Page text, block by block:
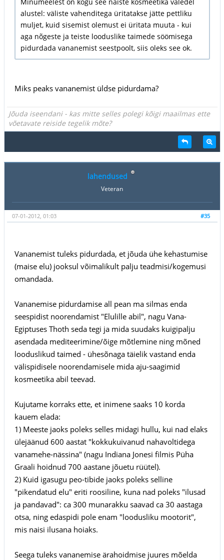
alustel: väliste vahenditega üritatakse jätte pettliku
muljet, kuid sisemist olemust ei üritata muuta - kui
aga nõgeste ja teiste looduslike taimede söömisega
pidurdada vananemist seestpoolt, siis oleks see ok.
Miks peaks vananemist üldse pidurdama?
Jõuda iseendani - kas mitte selles polegi kõigi maailmas ette
võetavate reiside tegelik mõte?
lahendused
Veteran
#35
07-01-2012, 01:03
Vananemist tuleks pidurdada, et jõuda ühe kehastumise
(maise elu) jooksul võimalikult palju teadmisi/kogemusi
omandada.
Vananemise pidurdamise all pean ma silmas enda
seespidist noorendamist "Elulille abil", nagu Vana-
Egiptuses Thoth seda tegi ja mida suudaks kuigipalju
asendada mediteerimine/õige mõtlemine ning mõned
looduslikud taimed - ühesõnaga täielik vastand enda
välispidisele noorendamisele mida aju-saagimid
kosmeetika abil teevad.
Kujutame korraks ette, et inimene saaks 10 korda
kauem elada:
1) Meeste jaoks poleks selles midagi hullu, kui nad elaks
ülejäänud 600 aastat "kokkukuivanud nahavoltidega
vanamehe-nässina" (nagu Indiana Jonesi filmis Püha
Graali hoidnud 700 aastane jõuetu rüütel).
2) Kuid igasugu peo-tibide jaoks poleks selline
"pikendatud elu" eriti roosiline, kuna nad poleks "ilusad
ja pandavad": ca 300 munarakku saavad ca 30 aastaga
otsa, ning edaspidi pole enam "loodusliku mootorit",
mis naisi ilusana hoiaks.
Seega tuleks vananemise ärahoidmise juures mõelda